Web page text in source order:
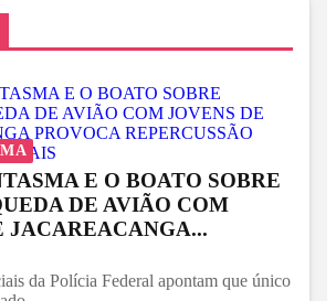
E O BOATO SOBRE
DE AVIÃO COM
JACAREACANGA...
da Polícia Federal apontam que único